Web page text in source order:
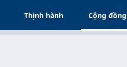
Thịnh hành Cộng đồng